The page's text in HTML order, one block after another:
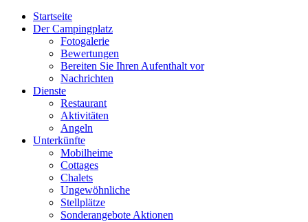
Startseite
Der Campingplatz
Fotogalerie
Bewertungen
Bereiten Sie Ihren Aufenthalt vor
Nachrichten
Dienste
Restaurant
Aktivitäten
Angeln
Unterkünfte
Mobilheime
Cottages
Chalets
Ungewöhnliche
Stellplätze
Sonderangebote Aktionen